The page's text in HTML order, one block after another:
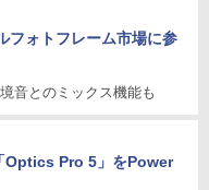
フォトフレーム市場に参
音とのミックス機能も
Optics Pro 5」をPower